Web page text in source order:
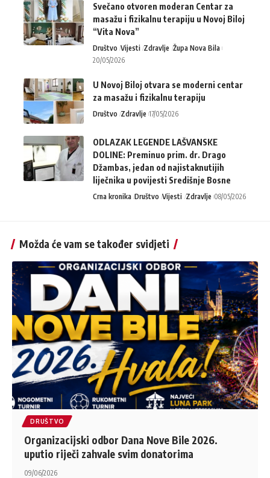
Svečano otvoren moderan Centar za
masažu i fizikalnu terapiju u Novoj Biloj
“Vita Nova”
Društvo Vijesti Zdravlje Župa Nova Bila
20/05/2026
U Novoj Biloj otvara se moderni centar
za masažu i fizikalnu terapiju
Društvo Zdravlje 17/05/2026
ODLAZAK LEGENDE LAŠVANSKE
DOLINE: Preminuo prim. dr. Drago
Džambas, jedan od najistaknutijih
liječnika u povijesti Središnje Bosne
Crna kronika Društvo Vijesti Zdravlje 08/05/2026
Možda će vam se također svidjeti
DRUŠTVO
Organizacijski odbor Dana Nove Bile 2026.
uputio riječi zahvale svim donatorima
09/06/2026